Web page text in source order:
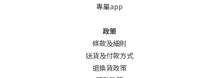
專屬app
政策
條款及細則
送貨及付款方式
退換貨政策